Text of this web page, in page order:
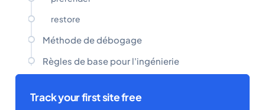
restore
Méthode de débogage
Règles de base pour l'ingénierie
Track your first site free